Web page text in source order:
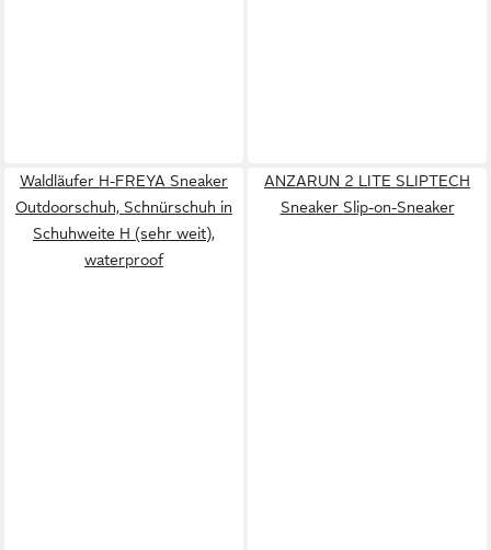
Waldläufer H-FREYA Sneaker
Outdoorschuh, Schnürschuh in
Schuhweite H (sehr weit),
waterproof
ANZARUN 2 LITE SLIPTECH
Sneaker Slip-on-Sneaker